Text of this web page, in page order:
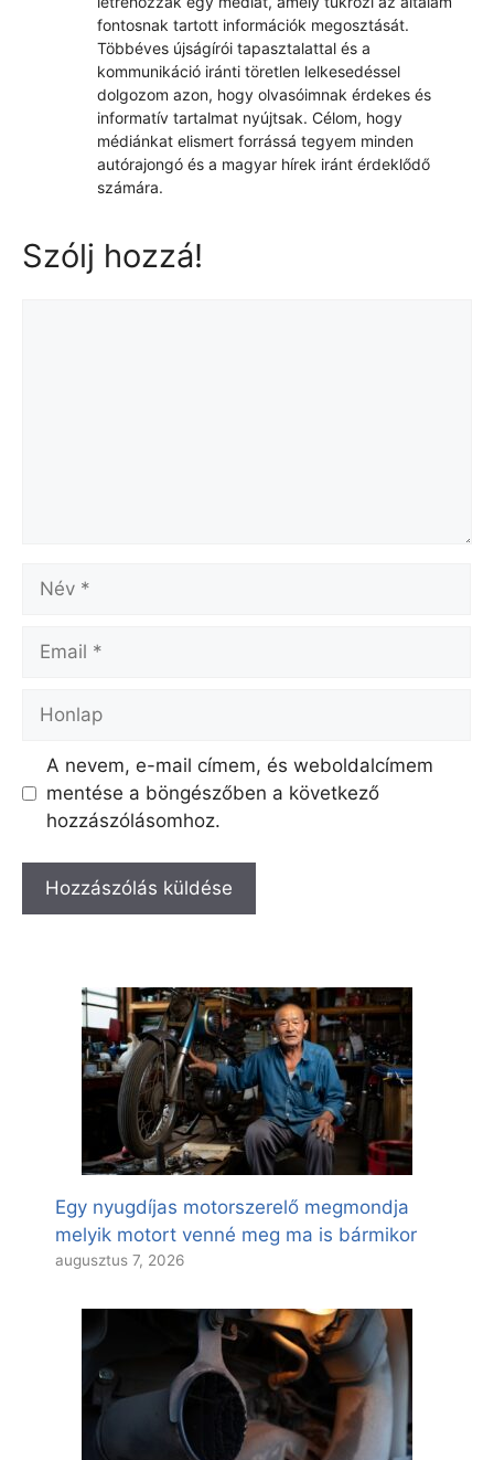
fontosnak tartott információk megosztását.
Többéves újságírói tapasztalattal és a
kommunikáció iránti töretlen lelkesedéssel
dolgozom azon, hogy olvasóimnak érdekes és
informatív tartalmat nyújtsak. Célom, hogy
médiánkat elismert forrássá tegyem minden
autórajongó és a magyar hírek iránt érdeklődő
számára.
Szólj hozzá!
A nevem, e-mail címem, és weboldalcímem
mentése a böngészőben a következő
hozzászólásomhoz.
Egy nyugdíjas motorszerelő megmondja
melyik motort venné meg ma is bármikor
augusztus 7, 2026